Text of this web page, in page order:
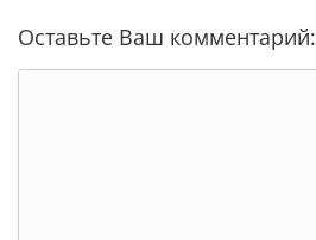
Оставьте Ваш комментарий: